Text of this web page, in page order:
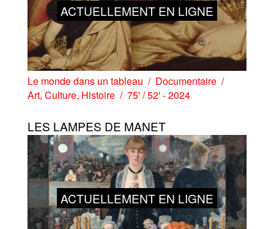
ACTUELLEMENT EN LIGNE
Le monde dans un tableau
Documentaire
Art, Culture, Histoire 75' / 52' - 2024
LES LAMPES DE MANET
ACTUELLEMENT EN LIGNE